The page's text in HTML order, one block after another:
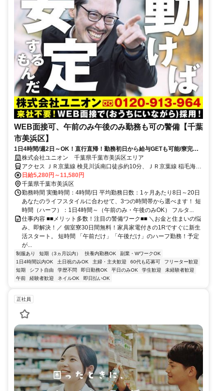
WEB面接可、午前のみ午後のみ勤務も可の警備【千葉
市美浜区】
1日4時間/週2日～OK！直行直帰！勤務初日から給与GETも可能/寮完備
＆携帯貸与♪
株式会社ユニオン 千葉県千葉市美浜区エリア
アクセス ＪＲ京葉線 検見川浜南口徒歩約10分、ＪＲ京葉線 稲毛海岸
北口徒歩約12分、京成千葉線 京成稲毛徒歩約31分 千葉県千葉市美浜
区エリア（稲毛海岸駅、海浜幕張駅、検見川浜駅、幕張豊砂駅、京成
千葉駅、新千葉駅等）
日給5,280円～11,580円
千葉県千葉市美浜区
勤務時間 実働時間：4時間/日 平均勤務日数：1ヶ月あたり8日～20日
あなたのライフスタイルに合わせて、3つの時間帯から選べます！ 短
時間（ハーフ）：1日4時間～（午前のみ・午後のみOK） フルタ...
仕事内容 ■■メリット多数！注目の警備ワーク■■ ＼お金と住まいの悩
み、即解決！／ 個室寮30日間無料！家具家電付きの1Rですぐに新生
活スタート。 短時間 「午前だけ」「午後だけ」のハーフ勤務！予定
が...
制服あり 短期（3ヵ月以内） 扶養内勤務OK
副業・WワークOK
1日4時間以内OK
土日祝のみOK 主婦・主夫歓迎 60代も応募可
フリーター歓迎
短期
シフト自由 学歴不問 即日勤務OK 平日のみOK 学生歓迎
未経験者歓迎
午前
経験者歓迎 ネイルOK 即日払いOK
正社員